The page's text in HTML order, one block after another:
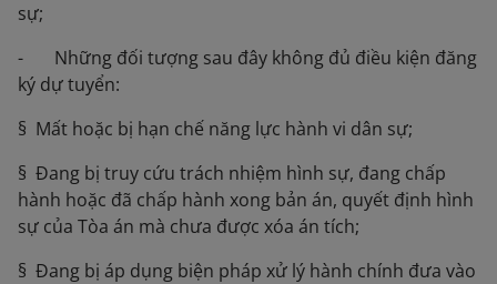
sự;
- Những đối tượng sau đây không đủ điều kiện đăng
ký dự tuyển:
§ Mất hoặc bị hạn chế năng lực hành vi dân sự;
§ Đang bị truy cứu trách nhiệm hình sự, đang chấp
hành hoặc đã chấp hành xong bản án, quyết định hình
sự của Tòa án mà chưa được xóa án tích;
§ Đang bị áp dụng biện pháp xử lý hành chính đưa vào